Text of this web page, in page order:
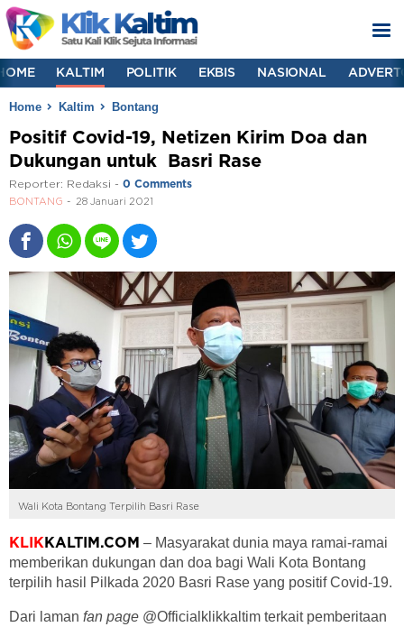
KALTIM POLITIK EKBIS NASIONAL
Home Kaltim Bontang
Positif Covid-19, Netizen Kirim Doa dan
Dukungan untuk Basri Rase
Reporter: Redaksi - 0 Comments
BONTANG 28 Januari 2021
Wali Kota Bontang Terpilih Basri Rase
KLIKKALTIM.COM – Masyarakat dunia maya ramai-ramai
memberikan dukungan dan doa bagi Wali Kota Bontang
terpilih hasil Pilkada 2020 Basri Rase yang positif Covid-19.
Dari laman fan page @Officialklikkaltim terkait pemberitaan